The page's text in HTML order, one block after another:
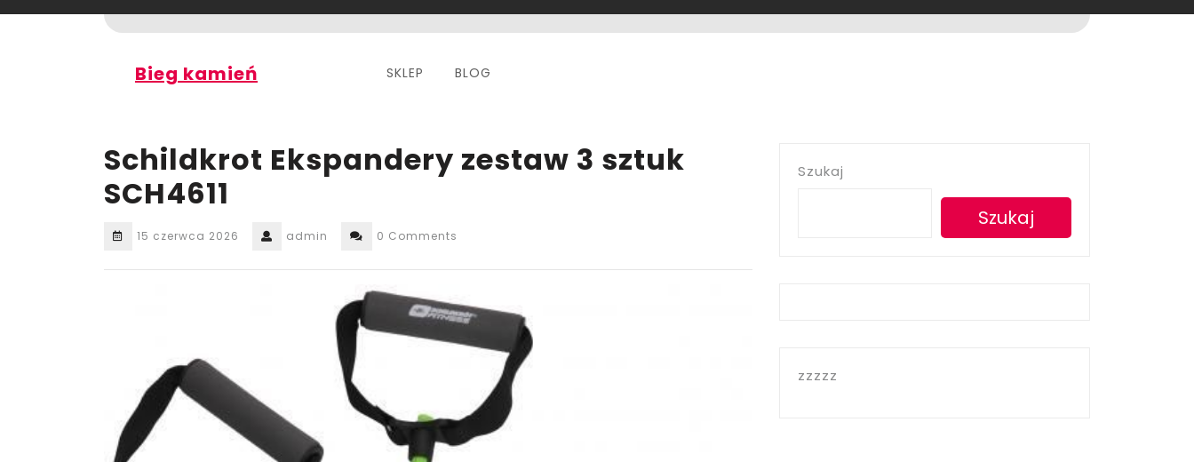
Bieg kamień SKLEP BLOG
Schildkrot Ekspandery zestaw 3 sztuk
SCH4611
15 czerwca 2026 admin 0 Comments
Szukaj
Szukaj
zzzzz